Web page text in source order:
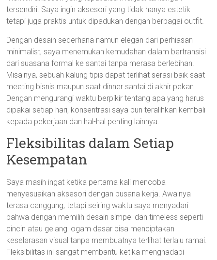
tersendiri. Saya ingin aksesori yang tidak hanya estetik
tetapi juga praktis untuk dipadukan dengan berbagai outfit.
Dengan desain sederhana namun elegan dari perhiasan
minimalist, saya menemukan kemudahan dalam bertransisi
dari suasana formal ke santai tanpa merasa berlebihan.
Misalnya, sebuah kalung tipis dapat terlihat serasi baik saat
meeting bisnis maupun saat dinner santai di akhir pekan.
Dengan mengurangi waktu berpikir tentang apa yang harus
dipakai setiap hari, konsentrasi saya pun teralihkan kembali
kepada pekerjaan dan hal-hal penting lainnya.
Fleksibilitas dalam Setiap
Kesempatan
Saya masih ingat ketika pertama kali mencoba
menyesuaikan aksesori dengan busana kerja. Awalnya
terasa canggung; tetapi seiring waktu saya menyadari
bahwa dengan memilih desain simpel dan timeless seperti
cincin atau gelang logam dasar bisa menciptakan
keselarasan visual tanpa membuatnya terlihat terlalu ramai.
Fleksibilitas ini sangat membantu ketika menghadapi